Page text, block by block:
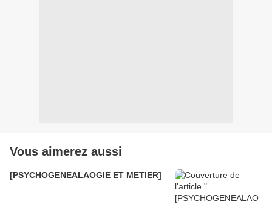
Vous aimerez aussi
[PSYCHOGENEALAOGIE ET METIER]